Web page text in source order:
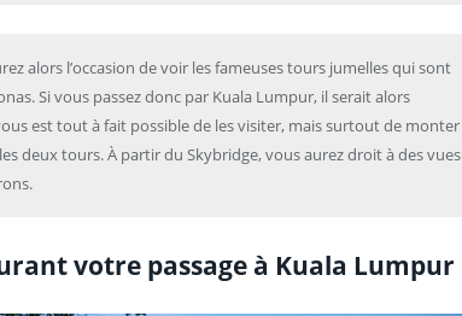
alors l’occasion de voir les fameuses tours jumelles qui sont
Si vous passez donc par Kuala Lumpur, il serait alors
est tout à fait possible de les visiter, mais surtout de monter
deux tours. À partir du Skybridge, vous aurez droit à des vues
votre passage à Kuala Lumpur